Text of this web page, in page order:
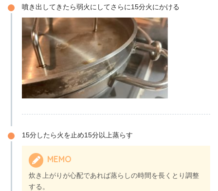
噴き出してきたら弱火にしてさらに15分火にかける
15分したら火を止め15分以上蒸らす
MEMO
炊き上がりが心配であれば蒸らしの時間を長くとり調整
する。